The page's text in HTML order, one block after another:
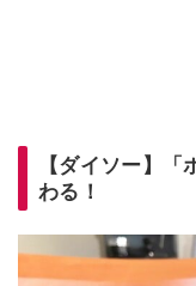
【ダイソー】
わる！